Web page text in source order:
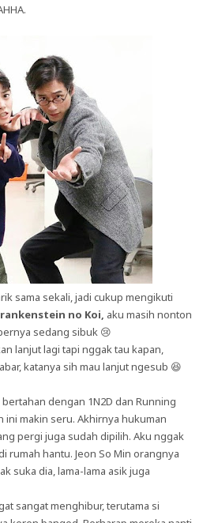
sama sekali, jadi cukup mengikuti
no Koi, aku masih nonton
sedang sibuk 😢
lanjut lagi tapi nggak tau kapan,
katanya sih mau lanjut ngesub 😆
dengan 1N2D dan Running
ini makin seru. Akhirnya hukuman
pergi juga sudah dipilih. Aku nggak
rumah hantu. Jeon So Min orangnya
suka dia, lama-lama asik juga
sangat menghibur, terutama si